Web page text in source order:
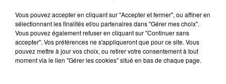
7 août 2026
Madonna sort enfin le remix de « Love
Sensation » avec Kylie Minogue
Vous pouvez accepter en cliquant sur "Accepter et fermer", ou affiner en
sélectionnant les finalités et/ou partenaires dans "Gérer mes choix".
Vous pouvez également refuser en cliquant sur "Continuer sans
accepter". Vos préférences ne s'appliqueront que pour ce site. Vous
pouvez mettre à jour vos choix, ou retirer votre consentement à tout
moment via le lien "Gérer les cookies" situé en bas de chaque page.